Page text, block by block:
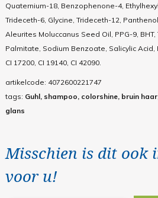
Quaternium-18, Benzophenone-4,
Trideceth-6, Glycine, Trideceth-12,
Aleurites Moluccanus Seed Oil, PPG-9,
Palmitate, Sodium Benzoate, Salicylic Acid,
CI 17200, CI 19140, CI 42090.
artikelcode: 4072600221747
tags: Guhl, shampoo, colorshine, bruin
glans
Misschien is dit ook
voor u!